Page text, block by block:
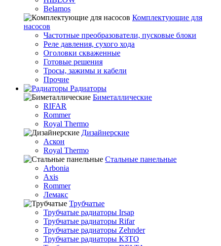
Belamos
Комплектующие для
насосов
Частотные преобразователи, пусковые блоки
Реле давления, сухого хода
Оголовки скваженные
Готовые решения
Тросы, зажимы и кабели
Прочие
Радиаторы
Биметаллические
RIFAR
Rommer
Royal Thermo
Дизайнерские
Аскон
Royal Thermo
Стальные панельные
Arbonia
Axis
Rommer
Лемакс
Трубчатые
Трубчатые радиаторы Irsap
Трубчатые радиаторы Rifar
Трубчатые радиаторы Zehnder
Трубчатые радиаторы КЗТО